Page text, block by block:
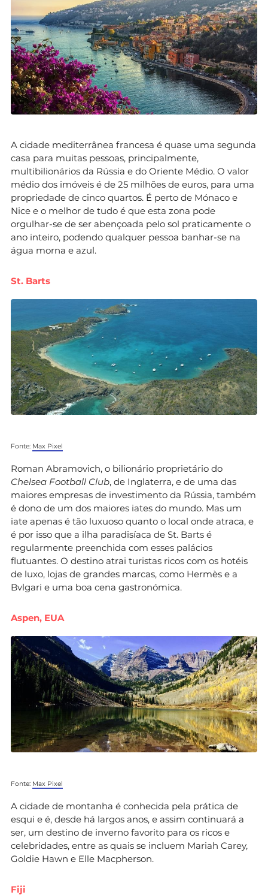
A cidade mediterrânea francesa é quase uma segunda
casa para muitas pessoas, principalmente,
multibilionários da Rússia e do Oriente Médio. O valor
médio dos imóveis é de 25 milhões de euros, para uma
propriedade de cinco quartos. É perto de Mónaco e
Nice e o melhor de tudo é que esta zona pode
orgulhar-se de ser abençoada pelo sol praticamente o
ano inteiro, podendo qualquer pessoa banhar-se na
água morna e azul.
St. Barts
Fonte: Max Pixel
Roman Abramovich, o bilionário proprietário do
Chelsea Football Club, de Inglaterra, e de uma das
maiores empresas de investimento da Rússia, também
é dono de um dos maiores iates do mundo. Mas um
iate apenas é tão luxuoso quanto o local onde atraca, e
é por isso que a ilha paradisíaca de St. Barts é
regularmente preenchida com esses palácios
flutuantes. O destino atrai turistas ricos com os hotéis
de luxo, lojas de grandes marcas, como Hermès e a
Bvlgari e uma boa cena gastronómica.
Aspen, EUA
Fonte: Max Pixel
A cidade de montanha é conhecida pela prática de
esqui e é, desde há largos anos, e assim continuará a
ser, um destino de inverno favorito para os ricos e
celebridades, entre as quais se incluem Mariah Carey,
Goldie Hawn e Elle Macpherson.
Fiji